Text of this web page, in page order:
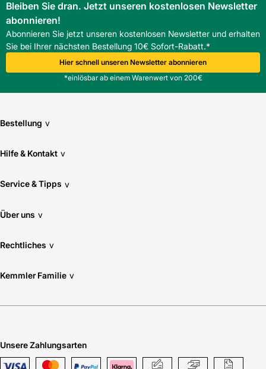
Fenster Blendrahmen Außenmaß Höhe in mm:
2520
Flügelrahmen Lichtmaß in mm: 973x(1417/74)
Hitzeschutz nach DIN EN 410: g 0,51
Scheibenstärke und Verglasungsart: 37 mm/ 3-
Solarwärmegewinn nach DIN 410: g 0,51
Bleiben Sie dran. Jetzt unseren kostenlosen Newsletter
abonnieren!
Abonnieren Sie jetzt unseren kostenlosen Newsletter und erhalten
Sie bei Ihrer nächsten Bestellung 10€ Sofort-Rabatt.*
Hier schnell unseren Newsletter abonnieren
*einlösbar ab einem Warenwert von 200€
Bestellung v
Hilfe & Kontakt v
Service & Tipps v
Über uns v
Rechtliches v
Kemmler Familie v
Unsere Zahlungsarten